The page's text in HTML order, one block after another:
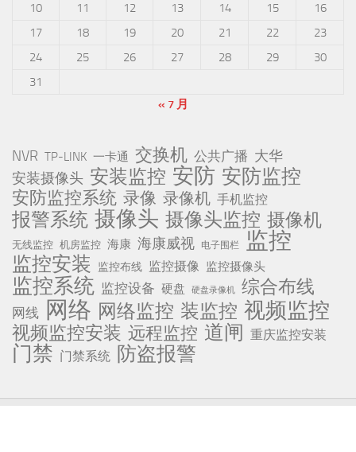
10
11 12 13 14 15
16
17
18 19 20 21 22
23
24
25 26 27 28 29
30
31
« 7 月
NVR TP-LINK 一卡通 交换机 公共广播 大华
安装摄像头 安装监控 安防 安防监控
安防监控系统 录像 录像机 手机监控
报警系统 摄像头 摄像头监控 摄像机
无线监控 机房监控 海康 海康威视 电子围栏 监控
监控安装 监控布线 监控摄像 监控摄像头
监控系统 监控设备 硬盘 硬盘录像机 综合布线
网线 网络 网络监控 装监控 视频监控
视频监控安装 远程监控 道闸 重庆监控安装
门禁 门禁系统 防盗报警